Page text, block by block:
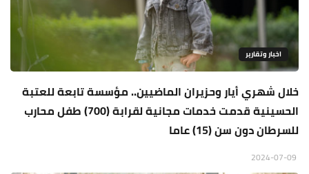
اخبار وتقارير
خلال شهري أيار وحزيران الماضيين.. مؤسسة تابعة للعتبة
الحسينية قدمت خدمات مجانية لقرابة (700) طفل محارب
للسرطان دون سن (15) عاما